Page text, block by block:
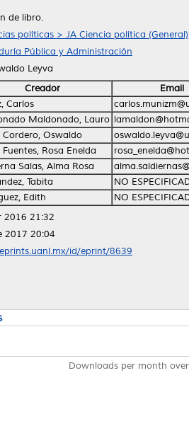
de libro.
políticas > JA Ciencia política (General)
Pública y Administración
Leyva
Creador
Email
Carlos
Maldonado, Lauro
Cordero, Oswaldo
Fuentes, Rosa Enelda
Salas, Alma Rosa
Tabita
NO
Edith
NO
2016 21:32
2017 20:04
id/eprint/8639
Downloads per month